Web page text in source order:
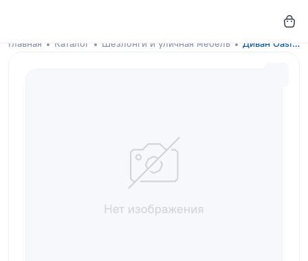
Главная Каталог Шезлонги и уличная мебель Диван Oasis Cappuccino